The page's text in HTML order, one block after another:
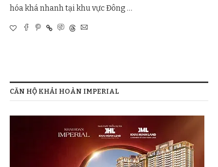
hóa khá nhanh tại khu vực Đông …
CĂN HỘ KHẢI HOÀN IMPERIAL